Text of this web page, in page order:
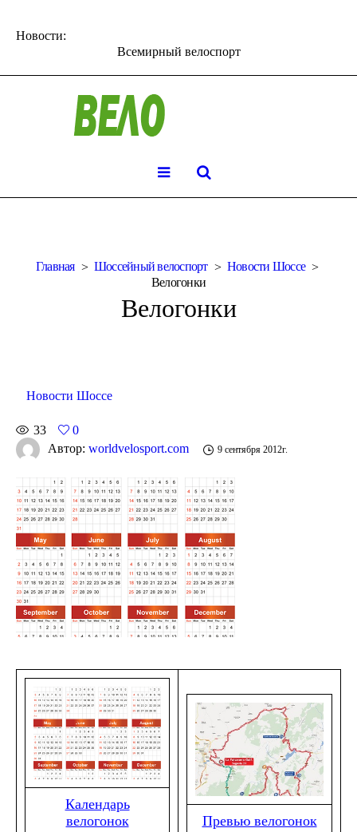
Новости:
Всемирный велоспорт
Главная Шоссейный велоспорт
Новости Шоссе
Велогонки
Велогонки
Новости Шоссе
33
0
Автор: worldvelosport.com 9 сентября 2012г.
Календарь
велогонок
Превью велогонок